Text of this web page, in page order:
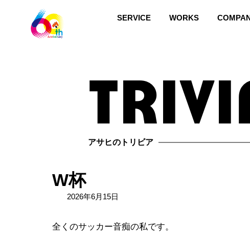
SERVICE WORKS
アサヒのトリビア
W杯
2026年6月15日
全くのサッカー音痴の私です。